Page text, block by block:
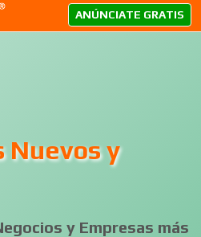
ANÚNCIATE GRATIS
y
y Empresas más